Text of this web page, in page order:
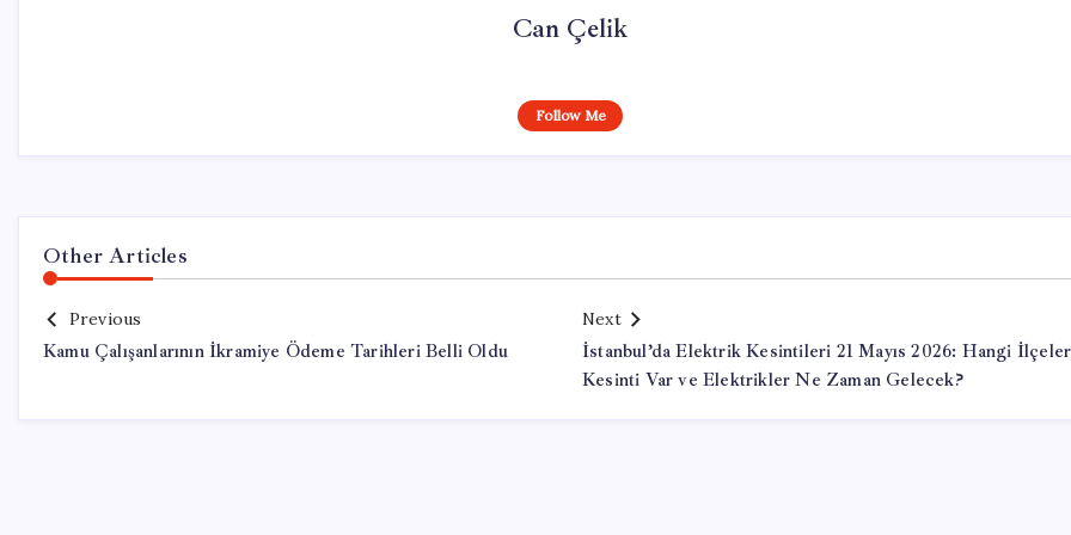
Can Çelik
Follow Me
Other Articles
Previous
Kamu Çalışanlarının İkramiye Ödeme Tarihleri Belli Oldu
Next
İstanbul’da Elektrik Kesintileri 21 Mayıs 2026: Hangi
Kesinti Var ve Elektrikler Ne Zaman Gelecek?